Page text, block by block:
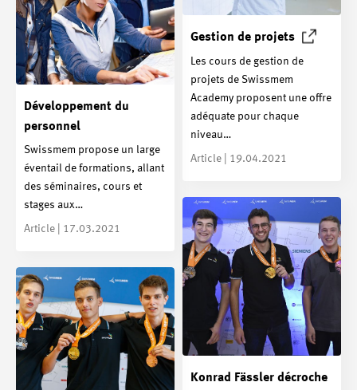
Gestion de projets
Les cours de gestion de
projets de Swissmem
Academy proposent une offre
adéquate pour chaque
niveau…
Article | 19.04.2021
Développement du
personnel
Swissmem propose un large
éventail de formations, allant
des séminaires, cours et
stages aux…
Article | 17.03.2021
Konrad Fässler décroche